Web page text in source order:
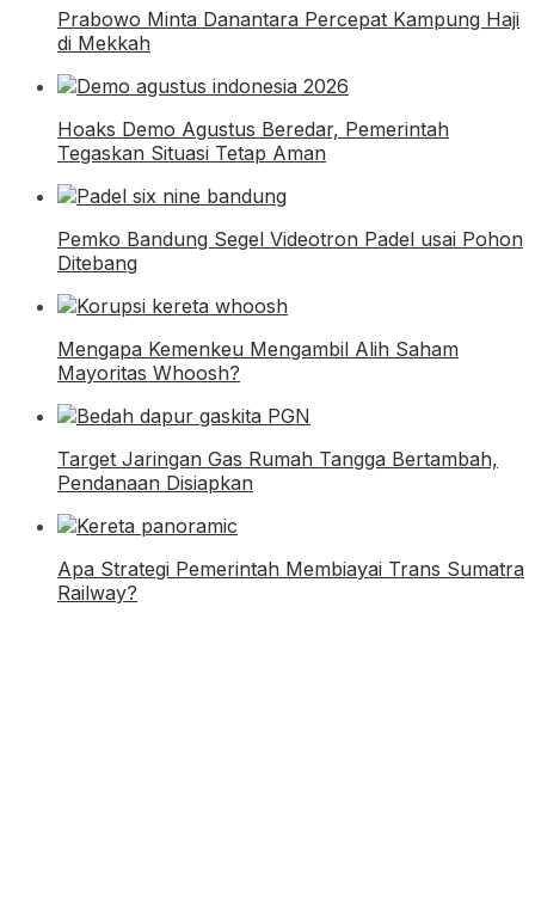
Prabowo Minta Danantara Percepat Kampung Haji
di Mekkah
Hoaks Demo Agustus Beredar, Pemerintah
Tegaskan Situasi Tetap Aman
Pemko Bandung Segel Videotron Padel usai Pohon
Ditebang
Mengapa Kemenkeu Mengambil Alih Saham
Mayoritas Whoosh?
Target Jaringan Gas Rumah Tangga Bertambah,
Pendanaan Disiapkan
Apa Strategi Pemerintah Membiayai Trans Sumatra
Railway?